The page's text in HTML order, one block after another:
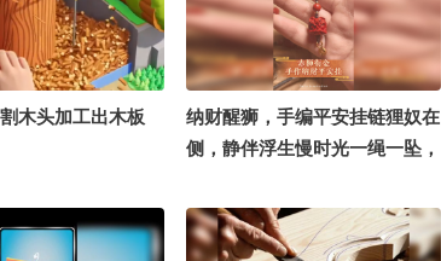
木头加工出木板
纳财醒狮，手编平安挂链狸奴在
侧，静伴浮生慢时光一绳一坠，
张朝阳 @涛姐是女神 @痘肤西
施 @潮流生活狐 @阿畅酷酷的